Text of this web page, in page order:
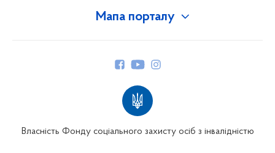
Мапа порталу
Власність Фонду соціального захисту осіб з інвалідністю